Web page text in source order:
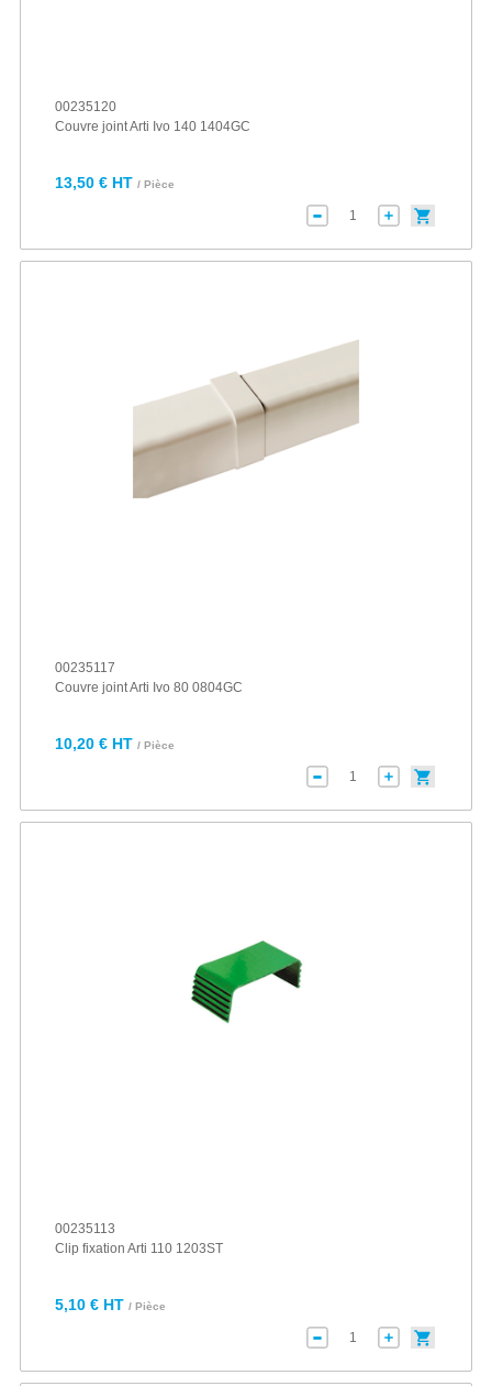
00235120
Couvre joint Arti Ivo 140 1404GC
13,50 € HT / Pièce
00235117
Couvre joint Arti Ivo 80 0804GC
10,20 € HT / Pièce
00235113
Clip fixation Arti 110 1203ST
5,10 € HT / Pièce